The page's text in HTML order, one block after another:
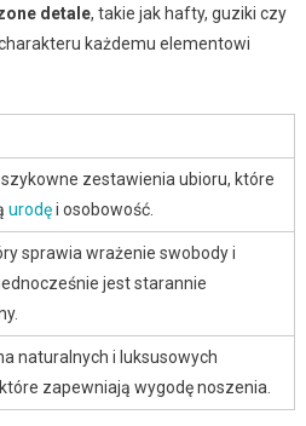
detale, takie jak hafty, guziki czy
każdemu elementowi
szykowne zestawienia ubioru, które
urodęi osobowość.
sprawia wrażenie swobody i
jest starannie
naturalnych i luksusowych
zapewniają wygodę noszenia.